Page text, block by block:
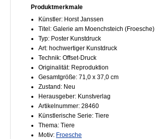
Produktmerkmale
Künstler: Horst Janssen
Titel: Galerie am Moenchsteich (Froesche)
Typ: Poster Kunstdruck
Art: hochwertiger Kunstdruck
Technik: Offset-Druck
Originalität: Reproduktion
Gesamtgröße: 71,0 x 37,0 cm
Zustand: Neu
Herausgeber: Kunstverlag
Artikelnummer: 28460
Künstlerische Serie: Tiere
Thema: Tiere
Motiv: Froesche